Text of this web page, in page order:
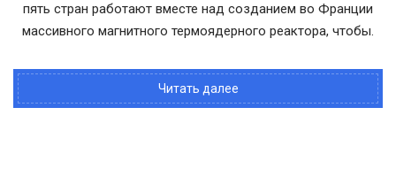
пять стран работают вместе над созданием во Франции
массивного магнитного термоядерного реактора, чтобы.
Читать далее